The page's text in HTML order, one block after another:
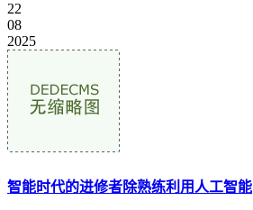
22
08
2025
智能时代的进修者除熟练利用人工智能